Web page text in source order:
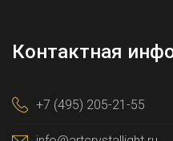
Контактная
+7 (495) 205-21-55